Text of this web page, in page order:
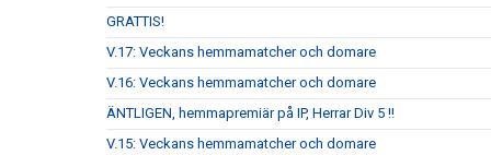
GRATTIS!
V.17: Veckans hemmamatcher och domare
V.16: Veckans hemmamatcher och domare
ÄNTLIGEN, hemmapremiär på IP, Herrar Div 5 !!
V.15: Veckans hemmamatcher och domare